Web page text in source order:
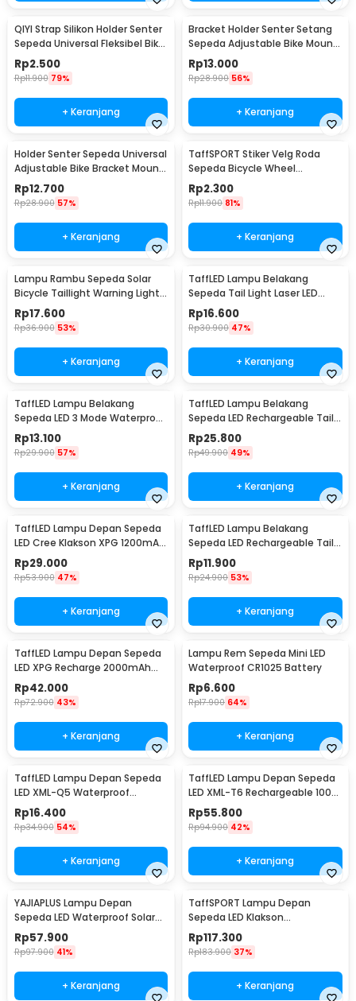
QIYI Strap Silikon Holder Senter
Sepeda Universal Fleksibel Bike
Mount - LC-9105
Rp2.500
Rp11.900 79%
+ Keranjang
Bracket Holder Senter Setang
Sepeda Adjustable Bike Mount
- AB-2967
Rp13.000
Rp28.900 56%
+ Keranjang
Holder Senter Sepeda Universal
Adjustable Bike Bracket Mount
- AB-2966
Rp12.700
Rp28.900 57%
+ Keranjang
TaffSPORT Stiker Velg Roda
Sepeda Bicycle Wheel
Reflective 8 Strip - A-0001
Rp2.300
Rp11.900 81%
+ Keranjang
Lampu Rambu Sepeda Solar
Bicycle Taillight Warning Light
Waterproof - 909
Rp17.600
Rp36.900 53%
+ Keranjang
TaffLED Lampu Belakang
Sepeda Tail Light Laser LED
Waterproof 1 PCS - DW-681
Rp16.600
Rp30.900 47%
+ Keranjang
TaffLED Lampu Belakang
Sepeda LED 3 Mode Waterproof
Baterai CR2032 - 558
Rp13.100
Rp29.900 57%
+ Keranjang
TaffLED Lampu Belakang
Sepeda LED Rechargeable Tail
Light 120 Lumens - AQY-096
Rp25.800
Rp49.900 49%
+ Keranjang
TaffLED Lampu Depan Sepeda
LED Cree Klakson XPG 1200mAh
250 Lumens - 7588
Rp29.000
Rp53.900 47%
+ Keranjang
TaffLED Lampu Belakang
Sepeda LED Rechargeable Tail
Light 15 Lumens - DC-918
Rp11.900
Rp24.900 53%
+ Keranjang
TaffLED Lampu Depan Sepeda
LED XPG Recharge 2000mAh
350 Lumens - HJ-047
Rp42.000
Rp72.900 43%
+ Keranjang
Lampu Rem Sepeda Mini LED
Waterproof CR1025 Battery
Rp6.600
Rp17.900 64%
+ Keranjang
TaffLED Lampu Depan Sepeda
LED XML-Q5 Waterproof
CR2032 500 Lumens - ZHA14
Rp16.400
Rp34.900 54%
+ Keranjang
TaffLED Lampu Depan Sepeda
LED XML-T6 Rechargeable 1000
Lumens - ZK30
Rp55.800
Rp94.900 42%
+ Keranjang
YAJIAPLUS Lampu Depan
Sepeda LED Waterproof Solar
Charging 350 Lumens - LY-17
Rp57.900
Rp97.900 41%
+ Keranjang
TaffSPORT Lampu Depan
Sepeda LED Klakson
Speedometer 1000 Lumens -
XA-585
Rp117.300
Rp183.900 37%
+ Keranjang